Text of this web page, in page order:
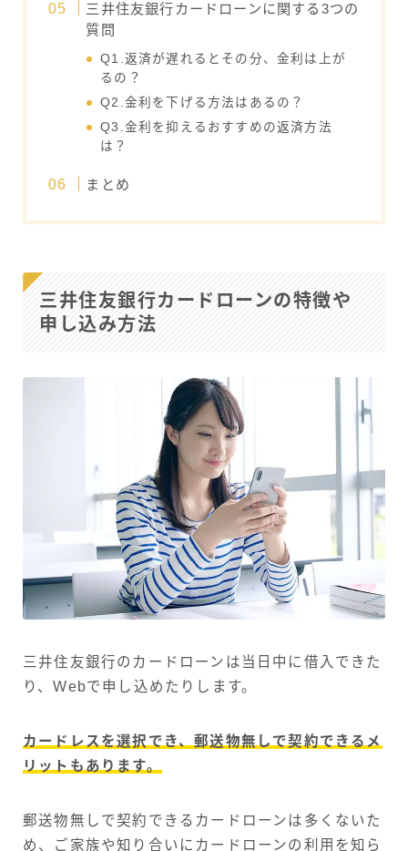
三井住友銀行カードローンに関する3つの
質問
Q1.返済が遅れるとその分、金利は上が
るの？
Q2.金利を下げる方法はあるの？
Q3.金利を抑えるおすすめの返済方法
は？
まとめ
三井住友銀行カードローンの特徴や
申し込み方法
三井住友銀行のカードローンは当日中に借入できた
り、Webで申し込めたりします。
カードレスを選択でき、郵送物無しで契約できるメ
リットもあります。
郵送物無しで契約できるカードローンは多くないた
め、ご家族や知り合いにカードローンの利用を知ら